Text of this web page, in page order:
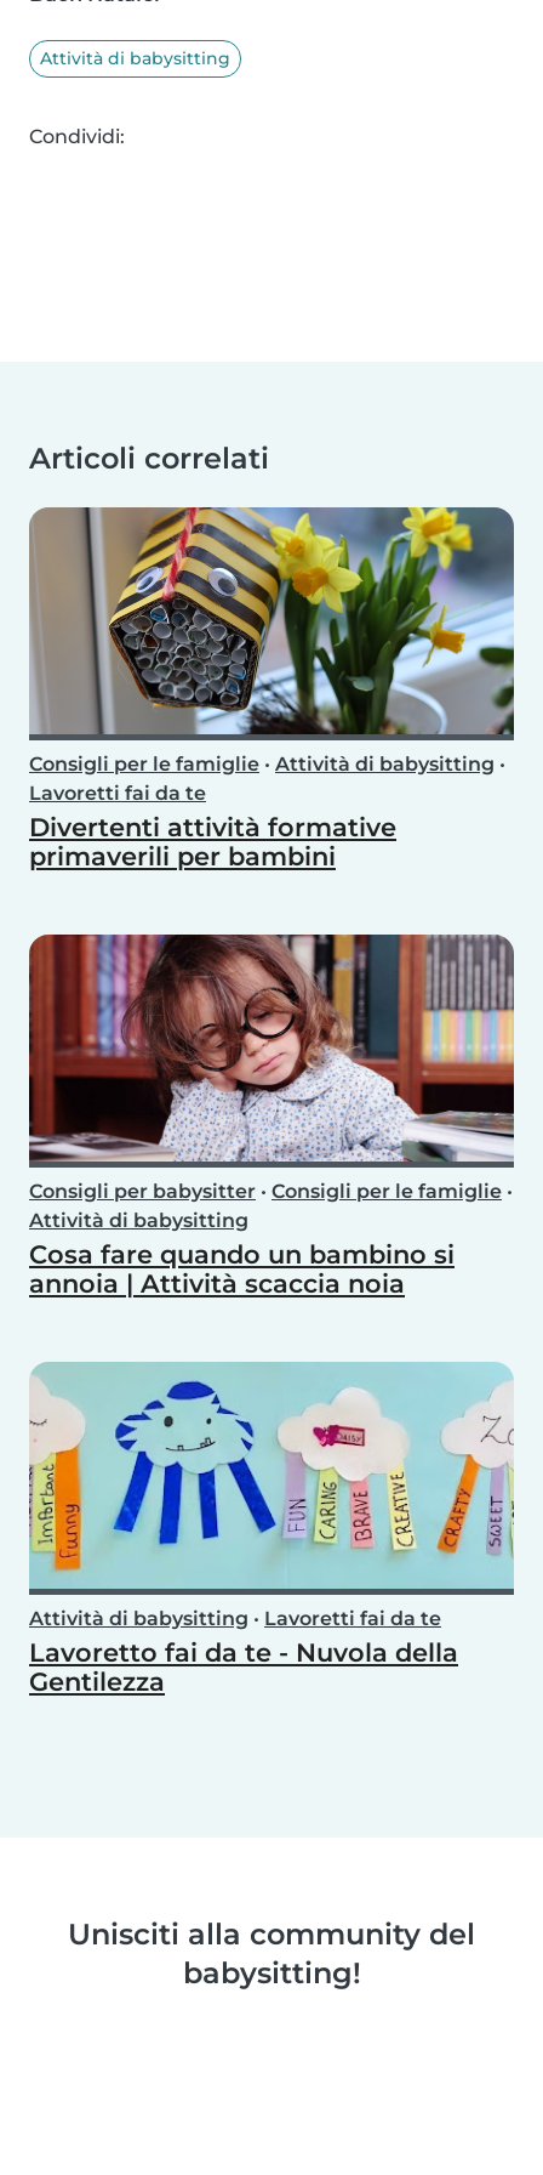
Attività di babysitting
Condividi:
Articoli correlati
Consigli per le famiglie • Attività di babysitting •
Lavoretti fai da te
Divertenti attività formative
primaverili per bambini
Consigli per babysitter • Consigli per le famiglie •
Attività di babysitting
Cosa fare quando un bambino si
annoia | Attività scaccia noia
Attività di babysitting • Lavoretti fai da te
Lavoretto fai da te - Nuvola della
Gentilezza
Unisciti alla community del
babysitting!